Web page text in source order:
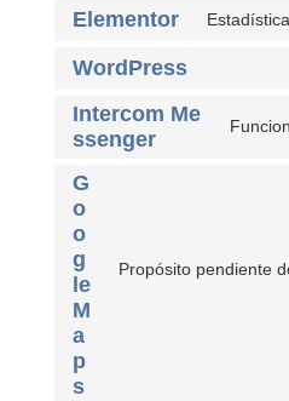
Elementor
WordPress
Intercom Me
ssenger
G
o
o
g
le
M
a
p
s
Propósito pendiente